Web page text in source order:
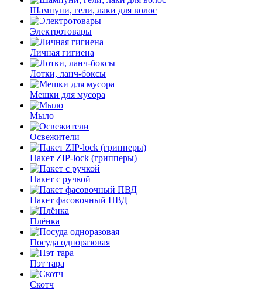
Шампуни, гели, лаки для волос
Электротовары
Личная гигиена
Лотки, ланч-боксы
Мешки для мусора
Мыло
Освежители
Пакет ZIP-lock (грипперы)
Пакет с ручкой
Пакет фасовочный ПВД
Плёнка
Посуда одноразовая
Пэт тара
Скотч